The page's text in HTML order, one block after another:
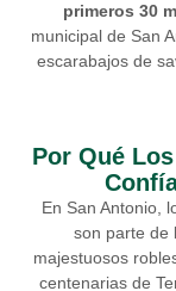
primeros 30
municipal de San
escarabajos de
Por Qué
En San Antonio,
son parte de
majestuosos
centenarias de